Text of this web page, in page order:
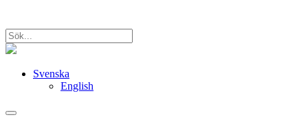
Svenska
English